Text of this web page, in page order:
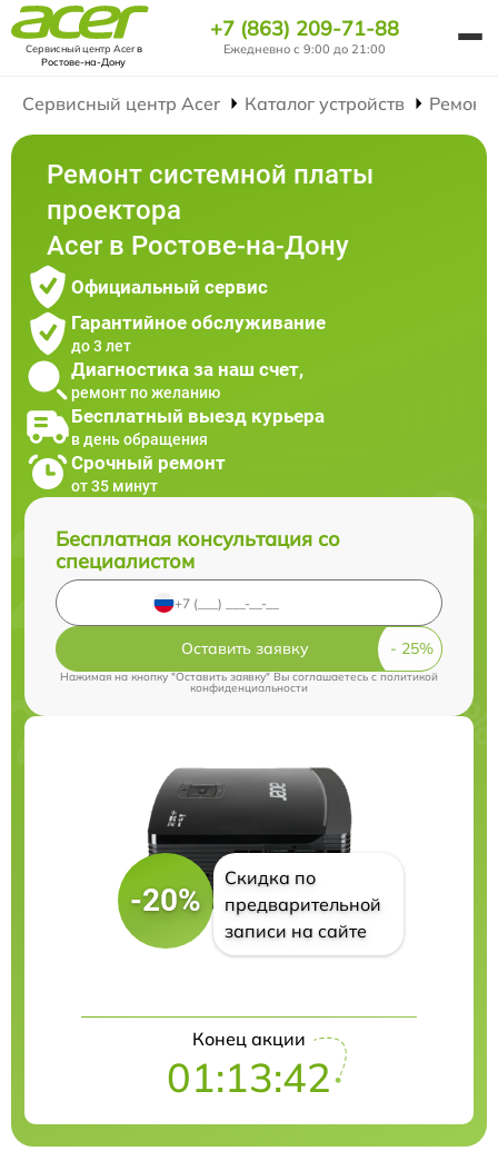
Сервисный центр Acerв
Ростове-на-Дону
+7 (863) 209-71-88
Ежедневно с 9:00 до 21:00
Сервисный центр Acer Каталог устройств Ремонт
Ремонт системной платы
проектора
Acer в Ростове-на-Дону
Официальный сервис
Гарантийное обслуживание
до 3 лет
Диагностика за наш счет,
ремонт по желанию
Бесплатный выезд курьера
в день обращения
Срочный ремонт
от 35 минут
Бесплатная консультация со
специалистом
Оставить заявку
Нажимая на кнопку "Оставить заявку" Вы соглашаетесь cполитикой
конфиденциальности
-20%
Скидка по
предварительной
записи на сайте
Конец акции
01:13:42